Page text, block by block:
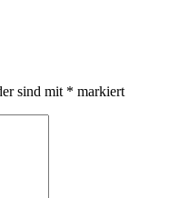
sind mit * markiert